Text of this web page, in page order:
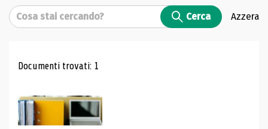
Cerca Cerca Azzera
Risultati di ricerca
Documenti trovati: 1